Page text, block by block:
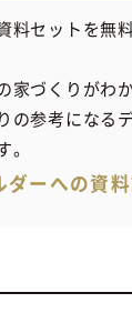
料セットを無
家づくりがわ
の参考になる
ダーへの資